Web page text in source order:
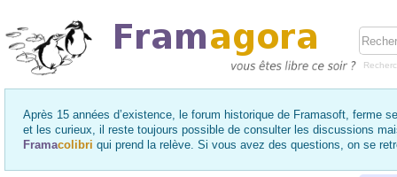
Après 15 années d’existence, le forum historique de Framasoft, ferme
et les curieux, il reste toujours possible de consulter les discussions
Framacolibri qui prend la relève. Si vous avez des questions, on se